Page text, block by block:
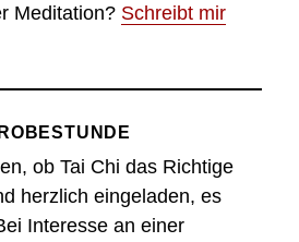
Meditation? Schreibt mir
ob Tai Chi das Richtige
herzlich eingeladen, es
Interesse an einer